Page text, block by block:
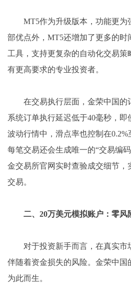
MT5作为升级版本，功能更为
部优点外，MT5还增加了更多的时
工具，支持更复杂的自动化交易
有更高要求的专业投资者。
在交易执行层面，金荣中国的
系统订单执行延迟低于40毫秒，
波动行情中，滑点率也控制在0.2%
每笔交易还会生成唯一的“交易编
金交易所官网实时查验成交细节，
交易。
二、20万美元模拟账户：零风
对于投资新手而言，在真实市
伴随着资金损失的风险。金荣中国
为此而生。